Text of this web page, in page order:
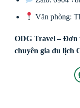
Văn phòng:
ODG Travel – Đơn
chuyên gia du lịch